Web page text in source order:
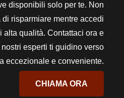
disponibili solo per te. Non
di risparmiare mentre accedi
alta qualità. Contattaci ora e
nostri esperti ti guidino verso
eccezionale e conveniente.
CHIAMA ORA